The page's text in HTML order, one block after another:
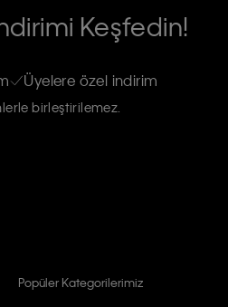
Keşfedin!
Üyelere özel indirim
birleştirilemez.
Popüler Kategorilerimiz